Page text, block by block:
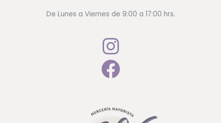
De Lunes a Viernes de 9:00 a 17:00 hrs.